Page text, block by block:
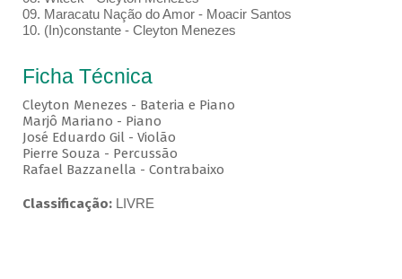
09. Maracatu Nação do Amor - Moacir Santos
10. (In)constante - Cleyton Menezes
Ficha Técnica
Cleyton Menezes - Bateria e Piano
Marjô Mariano - Piano
José Eduardo Gil - Violão
Pierre Souza - Percussão
Rafael Bazzanella - Contrabaixo
Classificação: LIVRE